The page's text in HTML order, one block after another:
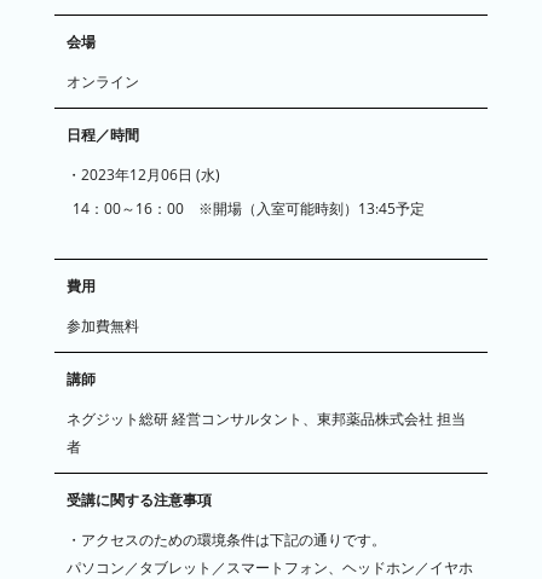
会場
オンライン
日程／時間
・2023年12月06日 (水)
14：00～16：00 ※開場（入室可能時刻）13:45予定
費用
参加費無料
講師
ネグジット総研 経営コンサルタント、東邦薬品株式会社 担当
者
受講に関する注意事項
・アクセスのための環境条件は下記の通りです。
パソコン／タブレット／スマートフォン、ヘッドホン／イヤホ